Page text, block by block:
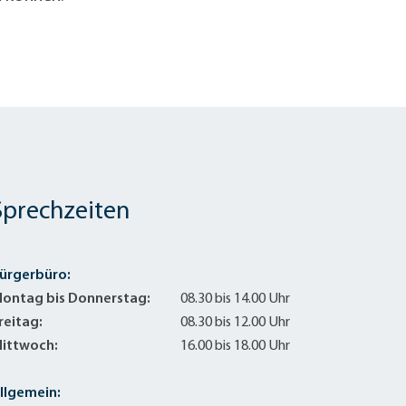
bis Donnerstag:
08.30 bis 14.00 Uhr
08.30 bis 12.00 Uhr
16.00 bis 18.00 Uhr